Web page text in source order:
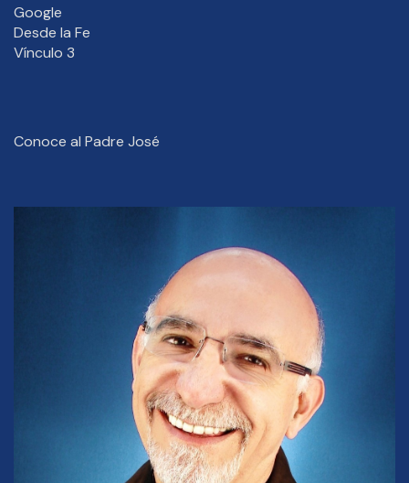
Google
Desde la Fe
Vínculo 3
Conoce al Padre José